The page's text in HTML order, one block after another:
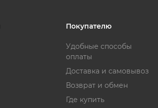
Покупателю
Удобные способы
оплаты
Доставка и самовывоз
Возврат и обмен
Где купить